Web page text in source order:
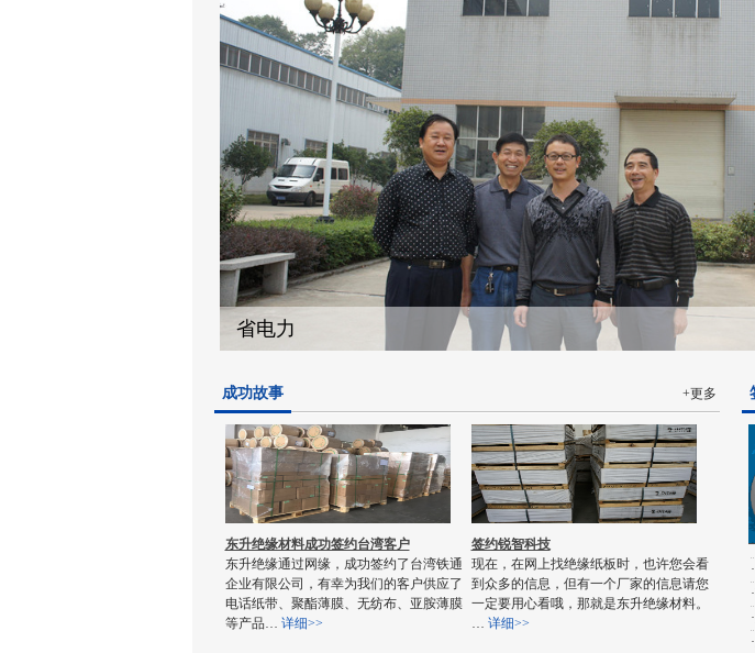
成功故事 +更多
东升绝缘材料成功签约台湾客户
东升绝缘通过网缘，成功签约了台湾铁通
企业有限公司，有幸为我们的客户供应了
电话纸带、聚酯薄膜、无纺布、亚胺薄膜
等产品… 详细>>
签约锐智科技
现在，在网上找绝缘纸板时，也许您会看
到众多的信息，但有一个厂家的信息请您
一定要用心看哦，那就是东升绝缘材料。
… 详细>>